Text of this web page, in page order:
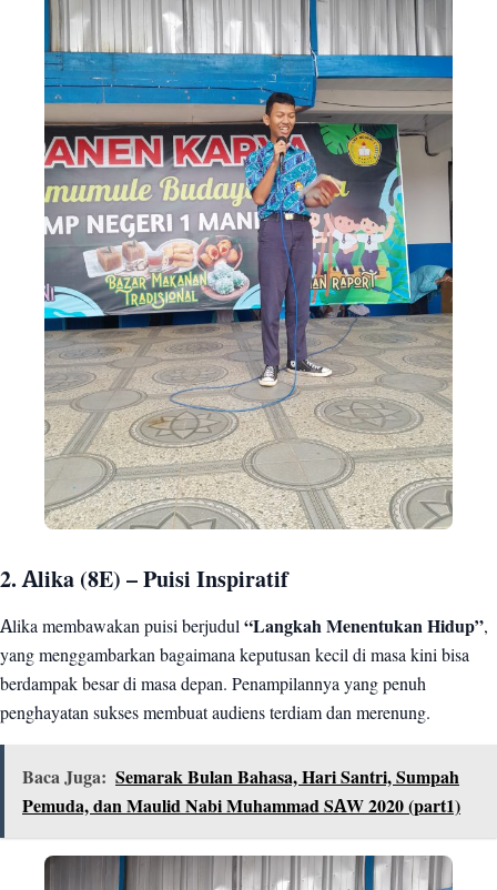
2. Alika (8E) – Puisi Inspiratif
Alika membawakan puisi berjudul “Langkah Menentukan Hidup”,
yang menggambarkan bagaimana keputusan kecil di masa kini bisa
berdampak besar di masa depan. Penampilannya yang penuh
penghayatan sukses membuat audiens terdiam dan merenung.
Baca Juga: Semarak Bulan Bahasa, Hari Santri, Sumpah
Pemuda, dan Maulid Nabi Muhammad SAW 2020 (part1)